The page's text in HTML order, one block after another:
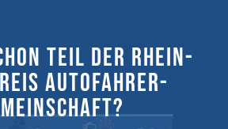
Teil der Rhein-
Autofahrer-